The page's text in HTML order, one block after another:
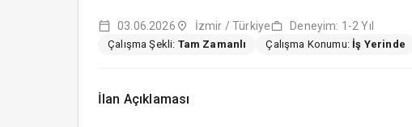
03.06.2026 İzmir / Türkiye Deneyim: 1-2 Yıl
Çalışma Şekli: Tam Zamanlı Çalışma Konumu: İş Yerinde
İlan Açıklaması